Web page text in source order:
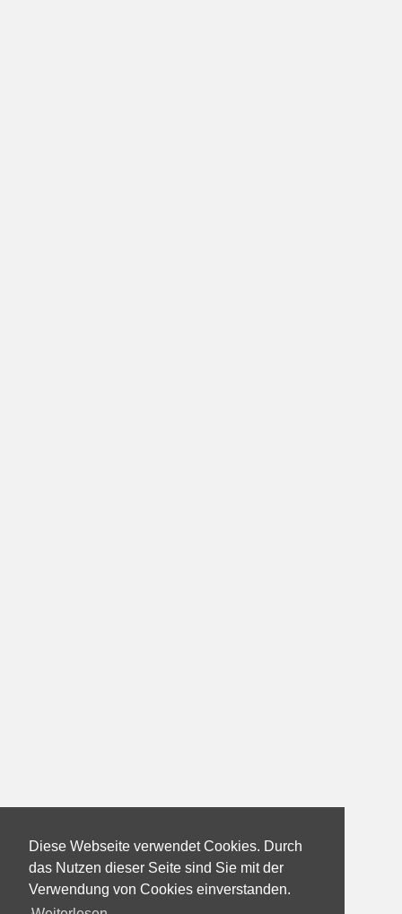
Diese Webseite verwendet Cookies. Durch
das Nutzen dieser Seite sind Sie mit der
Verwendung von Cookies einverstanden.